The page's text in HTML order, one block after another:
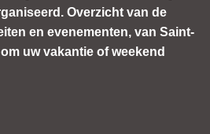
Overzicht van de
en evenementen, van Saint-
uw vakantie of weekend